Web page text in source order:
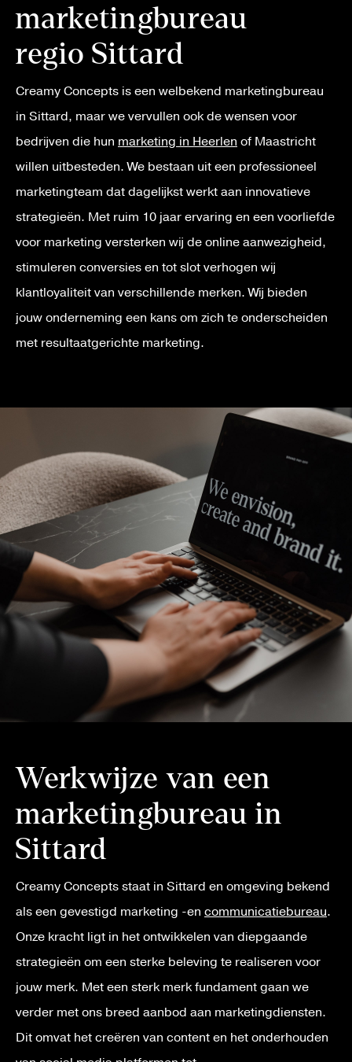
marketingbureau
regio Sittard
Creamy Concepts is een welbekend marketingbureau
in Sittard, maar we vervullen ook de wensen voor
bedrijven die hun marketing in Heerlen of Maastricht
willen uitbesteden. We bestaan uit een professioneel
marketingteam dat dagelijkst werkt aan innovatieve
strategieën. Met ruim 10 jaar ervaring en een voorliefde
voor marketing versterken wij de online aanwezigheid,
stimuleren conversies en tot slot verhogen wij
klantloyaliteit van verschillende merken. Wij bieden
jouw onderneming een kans om zich te onderscheiden
met resultaatgerichte marketing.
Werkwijze van een
marketingbureau in
Sittard
Creamy Concepts staat in Sittard en omgeving bekend
als een gevestigd marketing -en communicatiebureau.
Onze kracht ligt in het ontwikkelen van diepgaande
strategieën om een sterke beleving te realiseren voor
jouw merk. Met een sterk merk fundament gaan we
verder met ons breed aanbod aan marketingdiensten.
Dit omvat het creëren van content en het onderhouden